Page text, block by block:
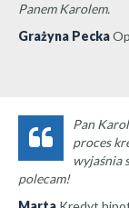
Panem Karolem.
Grażyna Pecka
Pan
proces
wyjaśnia
polecam!